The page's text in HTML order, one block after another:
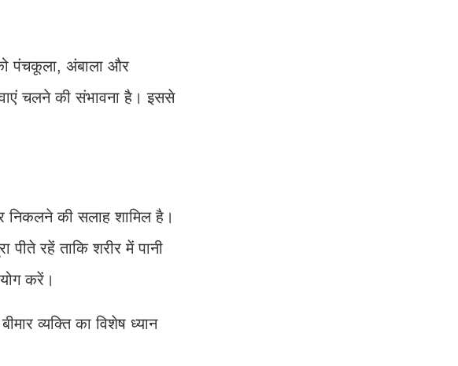
पंचकूला, अंबाला और
चलने की संभावना है। इससे
निकलने की सलाह शामिल है।
रहें ताकि शरीर में पानी
करें।
व्यक्ति का विशेष ध्यान